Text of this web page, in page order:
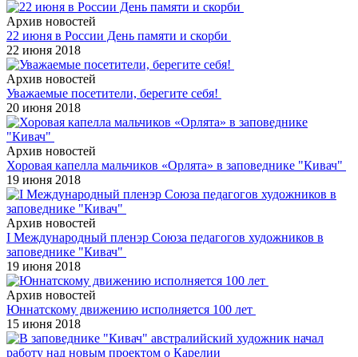
Архив новостей
22 июня в России День памяти и скорби
22 июня 2018
Архив новостей
Уважаемые посетители, берегите себя!
20 июня 2018
Архив новостей
Хоровая капелла мальчиков «Орлята» в заповеднике "Кивач"
19 июня 2018
Архив новостей
I Международный пленэр Союза педагогов художников в
заповеднике "Кивач"
19 июня 2018
Архив новостей
Юннатскому движению исполняется 100 лет
15 июня 2018